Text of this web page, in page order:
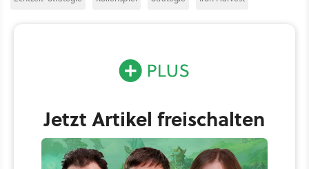
Jetzt Artikel freischalten